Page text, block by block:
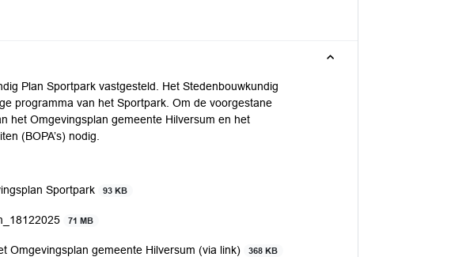
Plan Sportpark vastgesteld. Het Stedenbouwkundig
programma van het Sportpark. Om de voorgestane
het Omgevingsplan gemeente Hilversum en het
(BOPA’s) nodig.
Sportpark
93 KB
71 MB
Omgevingsplan gemeente Hilversum (via link) 368 KB